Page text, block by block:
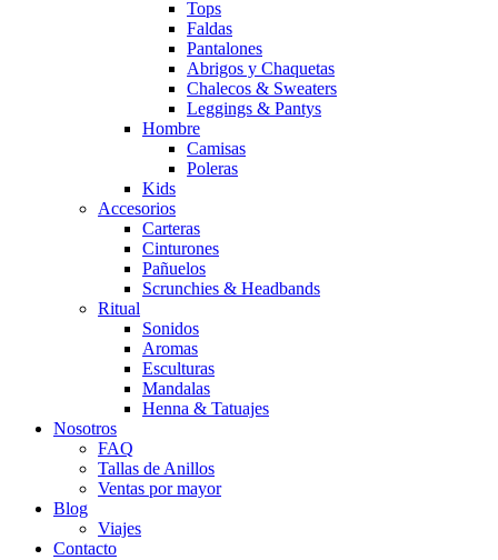
Tops
Faldas
Pantalones
Abrigos y Chaquetas
Chalecos & Sweaters
Leggings & Pantys
Hombre
Camisas
Poleras
Kids
Accesorios
Carteras
Cinturones
Pañuelos
Scrunchies & Headbands
Ritual
Sonidos
Aromas
Esculturas
Mandalas
Henna & Tatuajes
Nosotros
FAQ
Tallas de Anillos
Ventas por mayor
Blog
Viajes
Contacto